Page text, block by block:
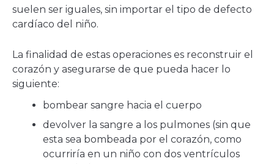
suelen ser iguales, sin importar el tipo de defecto
cardíaco del niño.
La finalidad de estas operaciones es reconstruir el
corazón y asegurarse de que pueda hacer lo
siguiente:
bombear sangre hacia el cuerpo
devolver la sangre a los pulmones (sin que
esta sea bombeada por el corazón, como
ocurriría en un niño con dos ventrículos